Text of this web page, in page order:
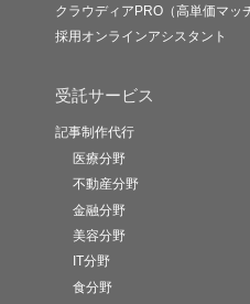
クラウディアPRO（高単価マッ
採用オンラインアシスタント
受託サービス
記事制作代行
医療分野
不動産分野
金融分野
美容分野
IT分野
食分野